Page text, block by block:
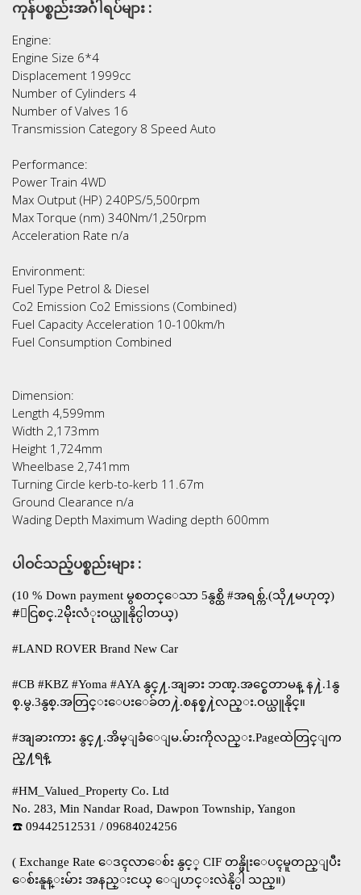
ကုန်ပစ္စည်းအင်္ဂါရပ်များ :
Engine:
Engine Size 6*4
Displacement 1999cc
Number of Cylinders 4
Number of Valves 16
Transmission Category 8 Speed Auto
Performance:
Power Train 4WD
Max Output (HP) 240PS/5,500rpm
Max Torque (nm) 340Nm/1,250rpm
Acceleration Rate n/a
Environment:
Fuel Type Petrol & Diesel
Co2 Emission Co2 Emissions (Combined)
Fuel Capacity Acceleration 10-100km/h
Fuel Consumption Combined
Dimension:
Length 4,599mm
Width 2,173mm
Height 1,724mm
Wheelbase 2,741mm
Turning Circle kerb-to-kerb 11.67m
Ground Clearance n/a
Wading Depth Maximum Wading depth 600mm
ပါဝင်သည့်ပစ္စည်းများ :
(10​ % Down payment မွစတင္ေသာ 5နွစ္ထိ​ #အရစ္က်.(သို႔မဟုတ္)
#ေငြစင္.2မ်ိုးလံုးဝယ္ယူနိုင္ပါတယ္)
#LAND ROVER Brand New Car
#CB #KBZ #Yoma #AYA နွင္႔.အျခား ဘဏ္.အင္စေတာမန္ န႔ဲ.​1နွ
စ္.မွ.3​နွစ္.အတြင္း​ေပးေခ်တ႔ဲ.စနစ္န႔ဲလည္း.ဝယ္ယူနိုင္။
#အျခား​ကား​ နွင္႔.​အိမ္ျခံေျမ.မ်ားကိုလည္း.Pageထဲတြင္ျက
ည္႔ရန္
#HM_Valued_Property Co. Ltd
No. 283, Min Nandar Road, Dawpon Township, Yangon
☎️ 09442512531 / 09684024256
( Exchange Rate ေဒၚလာေစ်း နွင့္ CIF တန္ဖိုးေပၚမူတည္ျပီး
ေစ်းနူန္းမ်ား အနည္းငယ္ ေျပာင္းလဲနို္င္ပါ သည္။)